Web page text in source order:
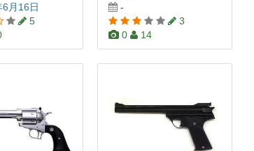
6月16日
5
-
3
0
14